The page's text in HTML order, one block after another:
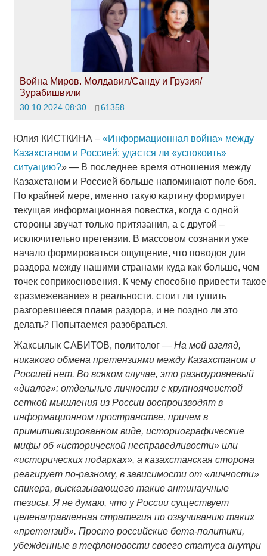
Война Миров. Молдавия/Санду и Грузия/
Зурабишвили
30.10.2024 08:30 61358
Юлия КИСТКИНА – «Информационная война» между
Казахстаном и Россией: удастся ли «успокоить»
ситуацию?» — В последнее время отношения между
Казахстаном и Россией больше напоминают поле боя.
По крайней мере, именно такую картину формирует
текущая информационная повестка, когда с одной
стороны звучат только притязания, а с другой –
исключительно претензии. В массовом сознании уже
начало формироваться ощущение, что поводов для
раздора между нашими странами куда как больше, чем
точек соприкосновения. К чему способно привести такое
«размежевание» в реальности, стоит ли тушить
разгоревшееся пламя раздора, и не поздно ли это
делать? Попытаемся разобраться.
Жаксылык САБИТОВ, политолог — На мой взгляд,
никакого обмена претензиями между Казахстаном и
Россией нет. Во всяком случае, это разноуровневый
«диалог»: отдельные личности с крупноячеистой
сеткой мышления из России воспроизводят в
информационном пространстве, причем в
примитивизированном виде, историографические
мифы об «исторической несправедливости» или
«исторических подарках», а казахстанская сторона
реагирует по-разному, в зависимости от «личности»
спикера, высказывающего такие антинаучные
тезисы. Я не думаю, что у России существует
целенаправленная стратегия по озвучиванию таких
«претензий». Просто российские бета-политики,
убежденные в тефлоновости своего статуса внутри